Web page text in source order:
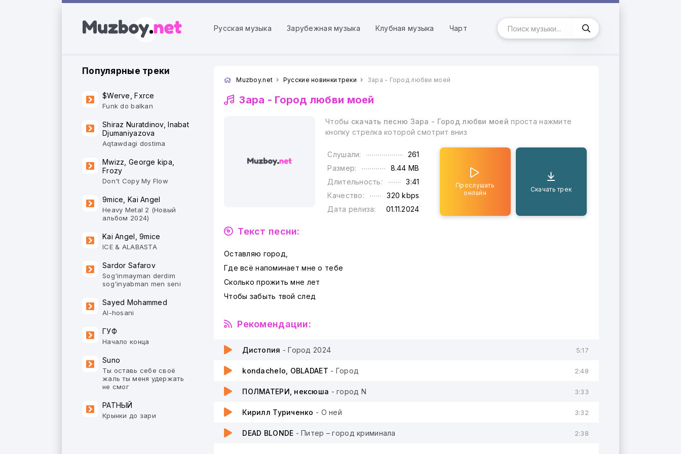
Русская музыка Зарубежная музыка Клубная музыка Чарт
Muzboy.net Русские новинки треки Зара - Город любви моей
Зара - Город любви моей
Чтобы скачать песню Зара - Город любви моей проста нажмите
кнопку стрелка которой смотрит вниз
Слушали:
261
Размер:
8.44 MB
Длительность:
3:41
Качество:
320 kbps
Дата релиза:
01.11.2024
Прослушать
онлайн
Скачать трек
Текст песни:
Оставляю город,
Где всё напоминает мне о тебе
Сколько прожить мне лет
Чтобы забыть твой след
Рекомендации:
Дистопия - Город 2024 5:17
kondachelo, OBLADAET - Город 2:48
ПОЛМАТЕРИ, нексюша - город N 3:33
Кирилл Туриченко - О ней 3:32
DEAD BLONDE - Питер – город криминала 2:38
Популярные треки
$Werve, Fxrce
Funk do balkan
Shiraz Nuratdinov, Inabat
Djumaniyazova
Aqtawdagi dostima
Mwizz, George kipa,
Frozy
Don't Copy My Flow
9mice, Kai Angel
Heavy Metal 2 (Новый
альбом 2024)
Kai Angel, 9mice
ICE & ALABASTA
Sardor Safarov
Sog'inmayman derdim
sog'inyabman men seni
Sayed Mohammed
Al-hosani
ГУФ
Начало конца
Suno
Ты оставь себе своё
жаль ты меня удержать
не смог
РАТНЫЙ
Крынки до зари